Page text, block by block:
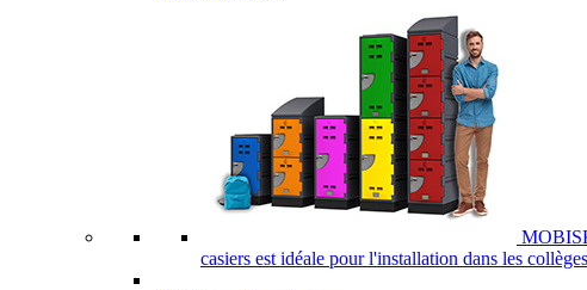
casiers est idéale pour l'installation dans les